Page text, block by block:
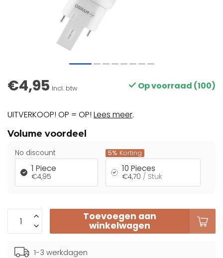
€4,95 Incl. btw Op voorraad (100)
UITVERKOOP! OP = OP! Lees meer.
Volume voordeel
No discount
1 Piece
€4,95
5% Korting
10 Pieces
€4,70 / Stuk
Toevoegen aan
winkelwagen
1-3 werkdagen